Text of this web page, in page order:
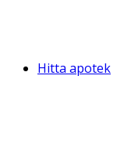
Hitta apotek